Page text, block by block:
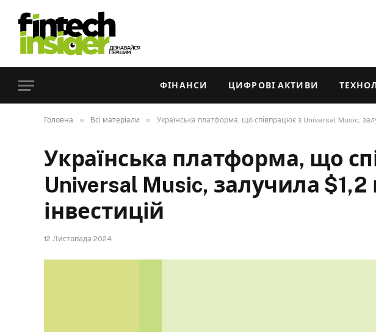
ФІНАНСИ ЦИФРОВІ АКТИВИ
Головна » Всі матеріали » Українська платформа, що співпрацює з Universal Music,
Українська платформа, що
Universal Music, залучила
інвестицій
12 Листопада 2024